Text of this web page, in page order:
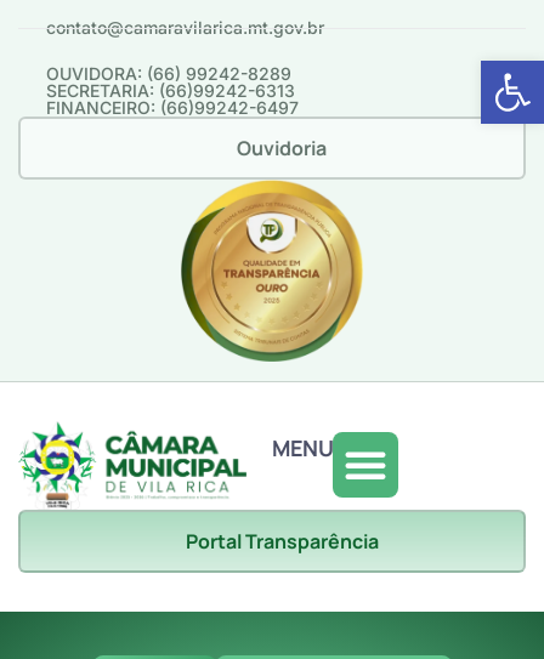
Abrir
contato@camaravilarica.mt.gov.br
OUVIDORA: (66) 99242-8289
SECRETARIA: (66)99242-6313
FINANCEIRO: (66)99242-6497
Ouvidoria
MENU
Portal Transparência